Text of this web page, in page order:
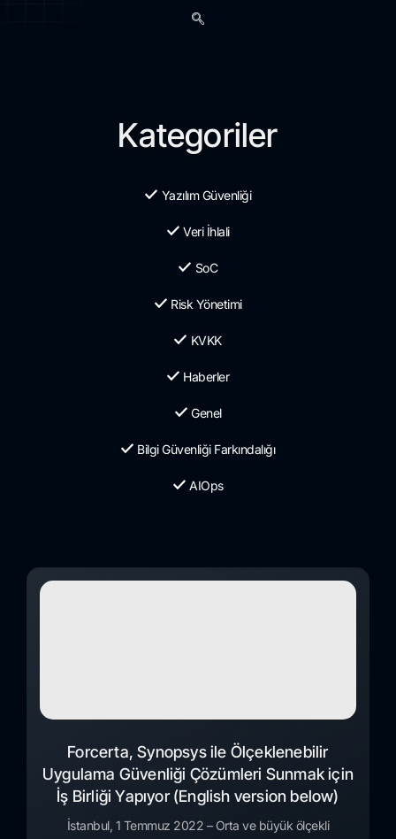
Kategoriler
Yazılım Güvenliği
Veri İhlali
SoC
Risk Yönetimi
KVKK
Haberler
Genel
Bilgi Güvenliği Farkındalığı
AIOps
Forcerta, Synopsys ile Ölçeklenebilir
Uygulama Güvenliği Çözümleri Sunmak için
İş Birliği Yapıyor (English version below)
İstanbul, 1 Temmuz 2022 – Orta ve büyük ölçekli